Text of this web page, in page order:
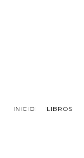
INICIO LIBROS